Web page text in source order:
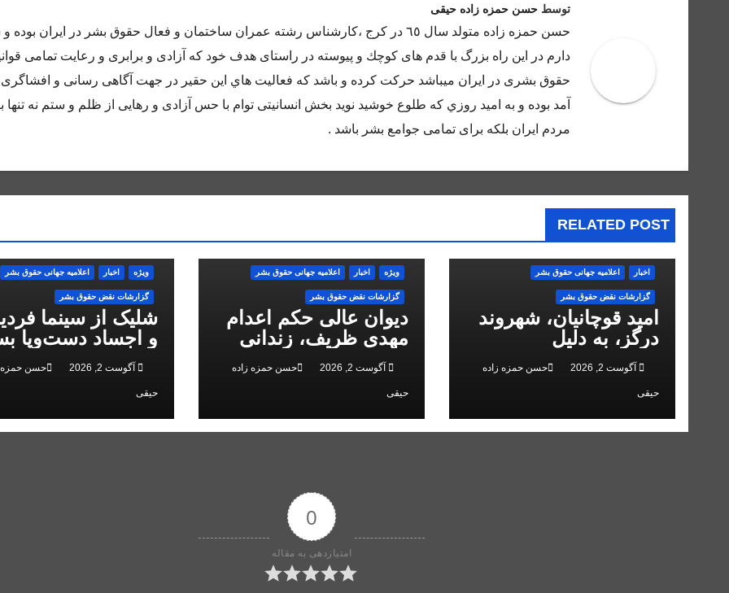
توسط حسن حمزه زاده حیقی
حسن حمزه زاده متولد سال ٦٥ در كرج ،كارشناس رشته عمران ساختمان و فعال حقوق بشر در ايران
دارم در اين راه بزرگ با قدم هاى كوچك و پيوسته در راستاى هدف خود كه آزادى و برابرى و رعايت تمامى
حقوق بشرى در ايران ميباشد حركت كرده و باشد كه فعاليت هاي اين حقير در جهت آگاهى رسانى و افشاگرى
آمد بوده و به اميد روزي كه طلوع خوشيد نويد بخش انسانيتى توام با حس آزادى و رهايى از ظلم و ستم نه تنها
مردم ايران بلكه براى تمامى جوامع بشر باشد .
RELATED POST
اخبار اعلاميه جهانی حقوق بشر
گزارشات نقض حقوق بشر
امید قوچانیان، شهروند
درگز، به دلیل
«مخالفت» با حکومت به
۵ سال زندان محکوم
شد
آگوست 2, 2026 حسن حمزه زاده
حیقی
ویژه اخبار اعلاميه جهانی حقوق بشر
گزارشات نقض حقوق بشر
دیوان عالی حکم اعدام
مهدی ظریف، زندانی
انقلاب ملی، را تایید کرد
آگوست 2, 2026 حسن حمزه زاده
حیقی
ویژه اخبار اعلاميه جهانی حقوق بشر
گزارشات نقض حقوق بشر
شلیک از سینما
و اجساد دست‌وپا
سرکوب انقلاب ملی
البرزآگوست 2, 2026 حسن حمزه
حیقی
0
امتیازدهی به مقاله